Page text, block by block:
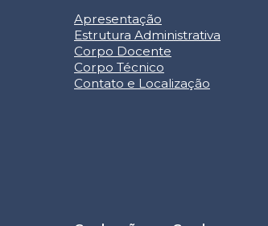
Apresentação
Estrutura Administrativa
Corpo Docente
Corpo Técnico
Contato e Localização